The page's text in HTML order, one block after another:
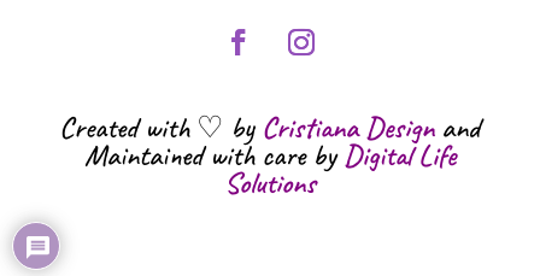
Created with ♡ by Cristiana Design and
Maintained with care byDigital Life
Solutions